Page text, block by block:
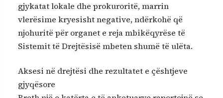
gjykatat lokale dhe prokuroritë, marrin
vlerësime kryesisht negative, ndërkohë që
njohuritë për organet e reja mbikëqyrëse të
Sistemit të Drejtësisë mbeten shumë të ulëta.
Aksesi në drejtësi dhe rezultatet e çështjeve
gjyqësore